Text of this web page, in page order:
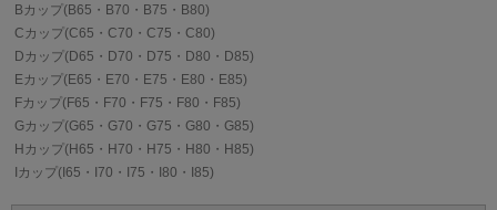
Bカップ(B65・B70・B75・B80)
Cカップ(C65・C70・C75・C80)
Dカップ(D65・D70・D75・D80・D85)
Eカップ(E65・E70・E75・E80・E85)
Fカップ(F65・F70・F75・F80・F85)
Gカップ(G65・G70・G75・G80・G85)
Hカップ(H65・H70・H75・H80・H85)
Iカップ(I65・I70・I75・I80・I85)